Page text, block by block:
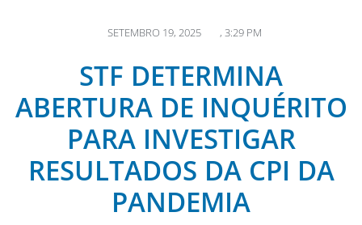
SETEMBRO 19, 2025 , 3:29 PM
STF DETERMINA
ABERTURA DE INQUÉRITO
PARA INVESTIGAR
RESULTADOS DA CPI DA
PANDEMIA